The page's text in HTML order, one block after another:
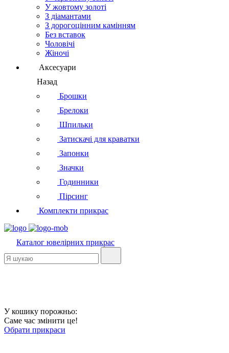
У жовтому золоті
З діамантами
З дорогоцінним камінням
Без вставок
Чоловічі
Жіночі
Аксесуари
Назад
Брошки
Брелоки
Шпильки
Затискачі для краватки
Запонки
Значки
Годинники
Пірсинг
Комплекти прикрас
Каталог ювелірних прикрас
У кошику порожньо:
Саме час змінити це!
Обрати прикраси